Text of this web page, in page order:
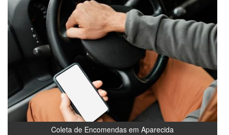
Coleta de Encomendas em Aparecida